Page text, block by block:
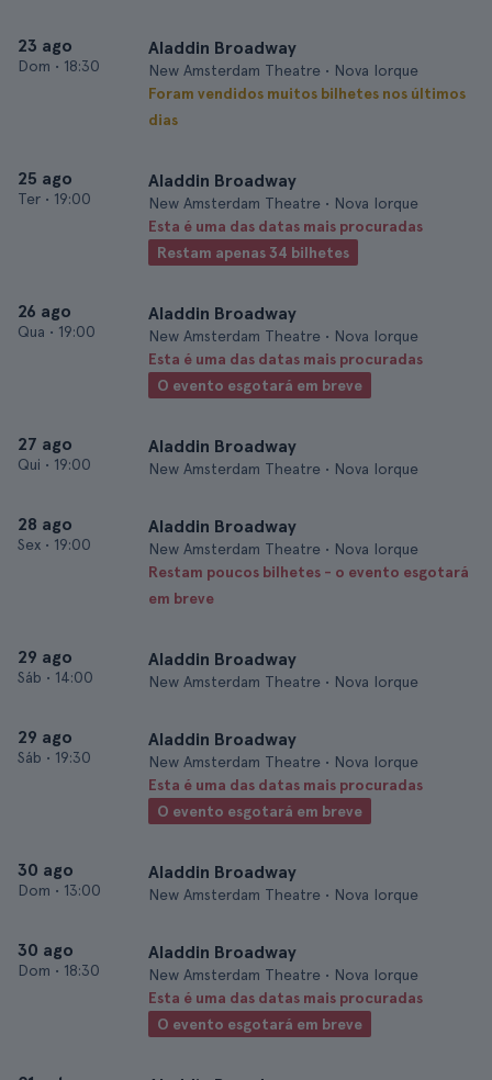
23 ago
Dom • 18:30
Aladdin Broadway
New Amsterdam Theatre • Nova Iorque
Foram vendidos muitos bilhetes nos últimos
dias
25 ago
Ter • 19:00
Aladdin Broadway
New Amsterdam Theatre • Nova Iorque
Esta é uma das datas mais procuradas
Restam apenas 34 bilhetes
26 ago
Qua • 19:00
Aladdin Broadway
New Amsterdam Theatre • Nova Iorque
Esta é uma das datas mais procuradas
O evento esgotará em breve
27 ago
Qui • 19:00
Aladdin Broadway
New Amsterdam Theatre • Nova Iorque
28 ago
Sex • 19:00
Aladdin Broadway
New Amsterdam Theatre • Nova Iorque
Restam poucos bilhetes - o evento esgotará
em breve
29 ago
Sáb • 14:00
Aladdin Broadway
New Amsterdam Theatre • Nova Iorque
29 ago
Sáb • 19:30
Aladdin Broadway
New Amsterdam Theatre • Nova Iorque
Esta é uma das datas mais procuradas
O evento esgotará em breve
30 ago
Dom • 13:00
Aladdin Broadway
New Amsterdam Theatre • Nova Iorque
30 ago
Dom • 18:30
Aladdin Broadway
New Amsterdam Theatre • Nova Iorque
Esta é uma das datas mais procuradas
O evento esgotará em breve